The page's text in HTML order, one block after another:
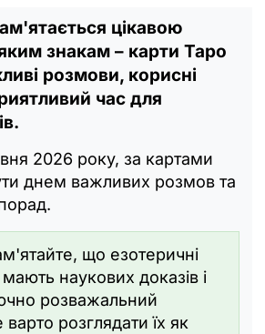
цікавою
знакам – карти Таро
розмови, корисні
час для
2026 року, за картами
днем важливих розмов та
що езотеричні
наукових доказів і
розважальний
розглядати їх як